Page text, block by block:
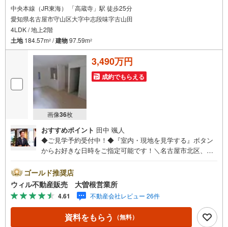
＜自己資金0円でも大丈夫！＞
*水曜日も営業しております！
*今から見たい！聞きたい！にスピード対応！
*自己資金なしでも購入出来ます！
*自営業の方・買い替えの方など資金計画でご不安な方もおまかせくださ
弊社HPにて物件のルームツアーMOVIEを公開中!!
写真だけでは伝わらない物件の魅力をたっぷりご紹介しております♪
さらに店内には豊富な物件資料や発売予定物件等ございます☆
この機会にぜひお問い合わせください♪
中央本線（JR東海） 「高蔵寺」駅 徒歩25分
愛知県名古屋市守山区大字中志段味字古山田
4LDK / 地上2階
土地184.57m2 /建物97.59m2
画像36枚
3,490万円
成約でもらえる
おすすめポイント 田中 颯人
◆ご見学予約受付中！◆『室内・現地を見学する』ボタン
からお好きな日時をご指定可能です！＼名古屋市北区、守
区、守山区の直接のご売却依頼を数多くいただいている不
動産仲介会社です。ネット上で分かる立地環境はもちろ
ん、過去にお任せいただいたお客様に現地の生の声をもと
に住戸環境を提案致します。＼平日のお住まい探しの方へ/
弊社では平日にご内覧・契約など平日にお住まい探しをさ
れるお客様にサービスをご用意しています。＼お仕事で忙
ゴールド推奨店
ウィル不動産販売 大曽根営業所
4.61 不動産会社レビュー 26件
資料をもらう （無料）